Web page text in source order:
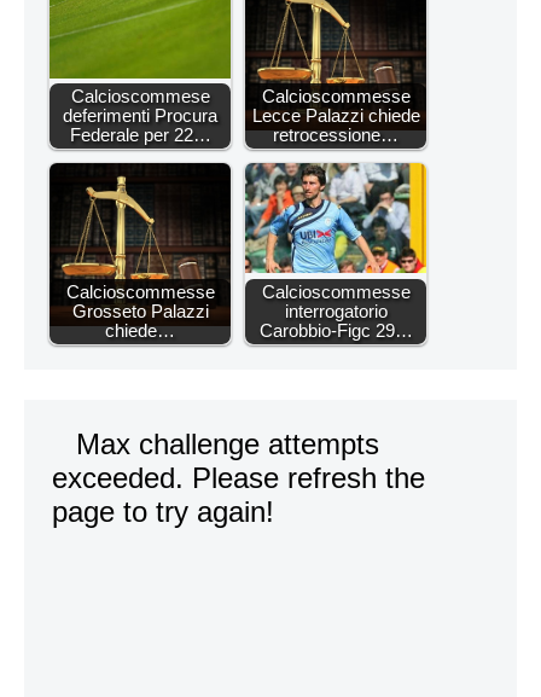
Calcioscommese
deferimenti Procura
Federale per 22…
Calcioscommesse
Lecce Palazzi chiede
retrocessione…
Calcioscommesse
Grosseto Palazzi
chiede…
Calcioscommesse
interrogatorio
Carobbio-Figc 29…